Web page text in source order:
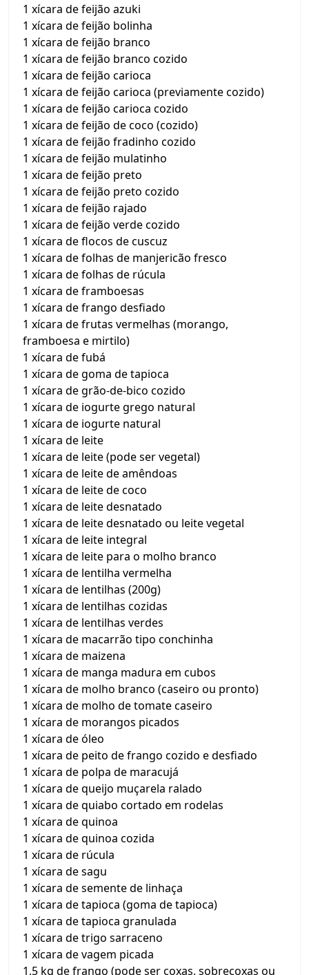
1 xícara de feijão azuki
1 xícara de feijão bolinha
1 xícara de feijão branco
1 xícara de feijão branco cozido
1 xícara de feijão carioca
1 xícara de feijão carioca (previamente cozido)
1 xícara de feijão carioca cozido
1 xícara de feijão de coco (cozido)
1 xícara de feijão fradinho cozido
1 xícara de feijão mulatinho
1 xícara de feijão preto
1 xícara de feijão preto cozido
1 xícara de feijão rajado
1 xícara de feijão verde cozido
1 xícara de flocos de cuscuz
1 xícara de folhas de manjericão fresco
1 xícara de folhas de rúcula
1 xícara de framboesas
1 xícara de frango desfiado
1 xícara de frutas vermelhas (morango,
framboesa e mirtilo)
1 xícara de fubá
1 xícara de goma de tapioca
1 xícara de grão-de-bico cozido
1 xícara de iogurte grego natural
1 xícara de iogurte natural
1 xícara de leite
1 xícara de leite (pode ser vegetal)
1 xícara de leite de amêndoas
1 xícara de leite de coco
1 xícara de leite desnatado
1 xícara de leite desnatado ou leite vegetal
1 xícara de leite integral
1 xícara de leite para o molho branco
1 xícara de lentilha vermelha
1 xícara de lentilhas (200g)
1 xícara de lentilhas cozidas
1 xícara de lentilhas verdes
1 xícara de macarrão tipo conchinha
1 xícara de maizena
1 xícara de manga madura em cubos
1 xícara de molho branco (caseiro ou pronto)
1 xícara de molho de tomate caseiro
1 xícara de morangos picados
1 xícara de óleo
1 xícara de peito de frango cozido e desfiado
1 xícara de polpa de maracujá
1 xícara de queijo muçarela ralado
1 xícara de quiabo cortado em rodelas
1 xícara de quinoa
1 xícara de quinoa cozida
1 xícara de rúcula
1 xícara de sagu
1 xícara de semente de linhaça
1 xícara de tapioca (goma de tapioca)
1 xícara de tapioca granulada
1 xícara de trigo sarraceno
1 xícara de vagem picada
1,5 kg de frango (pode ser coxas, sobrecoxas ou